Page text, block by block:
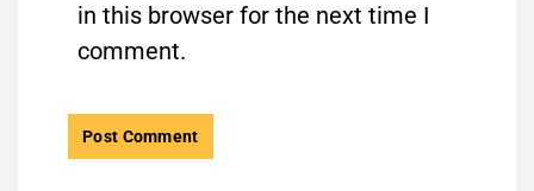
in this browser for the next time I
comment.